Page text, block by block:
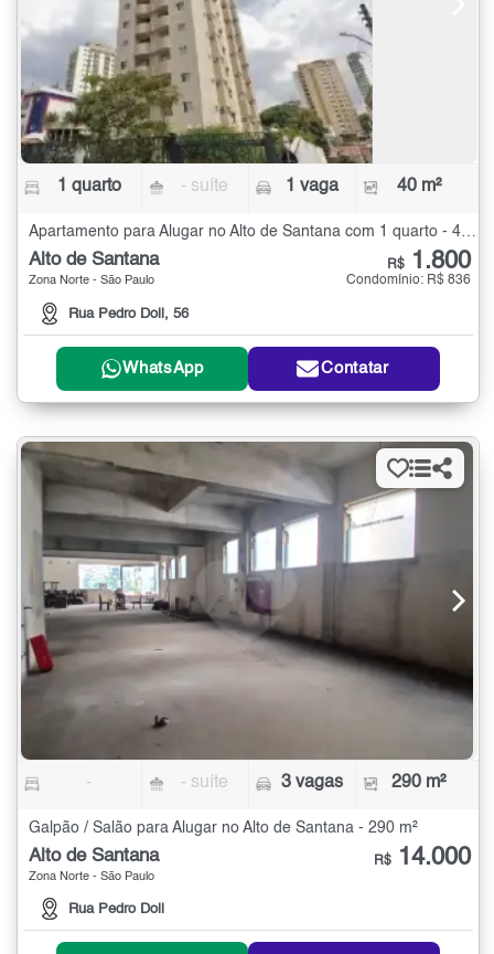
1 quarto - suíte 1 vaga 40 m²
Apartamento para Alugar no Alto de Santana com 1 quarto - 40 m²
Alto de Santana
Zona Norte - São Paulo
Rua Pedro Doll, 56
R$ 1.800
Condomínio: R$ 836
WhatsApp Contatar
- - suíte 3 vagas 290 m²
Galpão / Salão para Alugar no Alto de Santana - 290 m²
Alto de Santana
Zona Norte - São Paulo
Rua Pedro Doll
R$ 14.000